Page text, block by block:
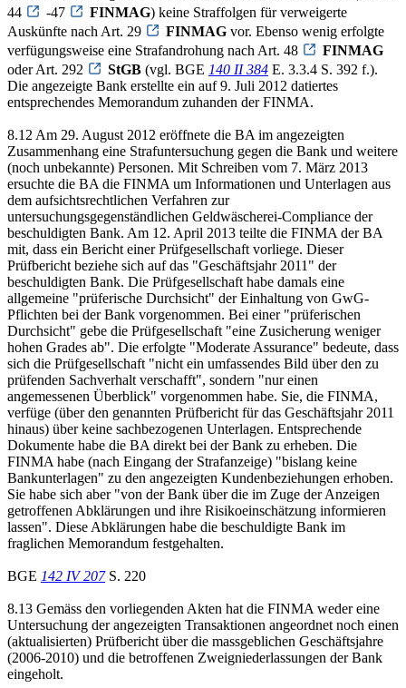
44
-47 FINMAG) keine Straffolgen für verweigerte
Auskünfte nach Art. 29
FINMAG vor. Ebenso wenig erfolgte
verfügungsweise eine Strafandrohung nach Art. 48
FINMAG
oder Art. 292
StGB (vgl. BGE 140 II 384 E. 3.3.4 S. 392 f.).
Die angezeigte Bank erstellte ein auf 9. Juli 2012 datiertes
entsprechendes Memorandum zuhanden der FINMA.
8.12 Am 29. August 2012 eröffnete die BA im angezeigten
Zusammenhang eine Strafuntersuchung gegen die Bank und weitere
(noch unbekannte) Personen. Mit Schreiben vom 7. März 2013
ersuchte die BA die FINMA um Informationen und Unterlagen aus
dem aufsichtsrechtlichen Verfahren zur
untersuchungsgegenständlichen Geldwäscherei-Compliance der
beschuldigten Bank. Am 12. April 2013 teilte die FINMA der BA
mit, dass ein Bericht einer Prüfgesellschaft vorliege. Dieser
Prüfbericht beziehe sich auf das "Geschäftsjahr 2011" der
beschuldigten Bank. Die Prüfgesellschaft habe damals eine
allgemeine "prüferische Durchsicht" der Einhaltung von GwG-
Pflichten bei der Bank vorgenommen. Bei einer "prüferischen
Durchsicht" gebe die Prüfgesellschaft "eine Zusicherung weniger
hohen Grades ab". Die erfolgte "Moderate Assurance" bedeute, dass
sich die Prüfgesellschaft "nicht ein umfassendes Bild über den zu
prüfenden Sachverhalt verschafft", sondern "nur einen
angemessenen Überblick" vorgenommen habe. Sie, die FINMA,
verfüge (über den genannten Prüfbericht für das Geschäftsjahr 2011
hinaus) über keine sachbezogenen Unterlagen. Entsprechende
Dokumente habe die BA direkt bei der Bank zu erheben. Die
FINMA habe (nach Eingang der Strafanzeige) "bislang keine
Bankunterlagen" zu den angezeigten Kundenbeziehungen erhoben.
Sie habe sich aber "von der Bank über die im Zuge der Anzeigen
getroffenen Abklärungen und ihre Risikoeinschätzung informieren
lassen". Diese Abklärungen habe die beschuldigte Bank im
fraglichen Memorandum festgehalten.
BGE 142 IV 207S. 220
8.13 Gemäss den vorliegenden Akten hat die FINMA weder eine
Untersuchung der angezeigten Transaktionen angeordnet noch einen
(aktualisierten) Prüfbericht über die massgeblichen Geschäftsjahre
(2006-2010) und die betroffenen Zweigniederlassungen der Bank
eingeholt.